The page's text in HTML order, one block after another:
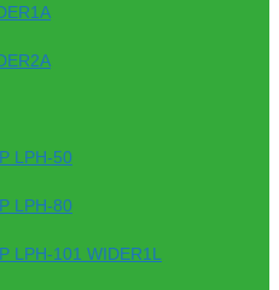
LPH-50
LPH-80
LPH-101 WIDER1L